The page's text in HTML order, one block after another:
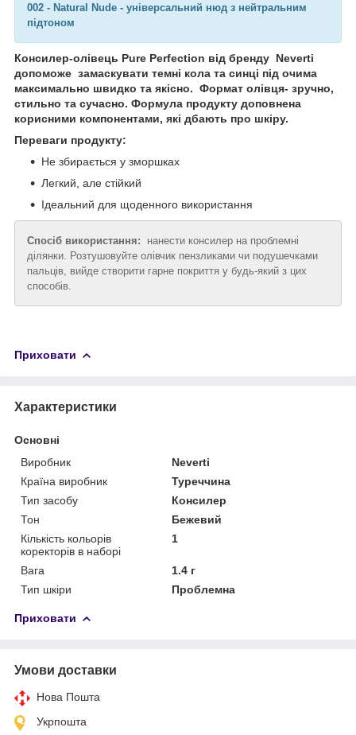
002 - Natural Nude - універсальний нюд з нейтральним
підтоном
Консилер-олівець Pure Perfection від бренду Neverti
допоможе замаскувати темні кола та синці під очима
максимально швидко та якісно. Формат олівця- зручно,
стильно та сучасно. Формула продукту доповнена
корисними компонентами, які дбають про шкіру.
Переваги продукту:
Не збирається у зморшках
Легкий, але стійкий
Ідеальний для щоденного використання
Спосіб використання: нанести консилер на проблемні
ділянки. Розтушовуйте олівчик пензликами чи подушечками
пальців, вийде створити гарне покриття у будь-який з цих
способів.
Приховати
Характеристики
Основні
Виробник
Neverti
Країна виробник
Туреччина
Тип засобу
Консилер
Тон
Бежевий
Кількість кольорів
коректорів в наборі
1
Вага
1.4 г
Тип шкіри
Проблемна
Приховати
Умови доставки
Нова Пошта
Укрпошта